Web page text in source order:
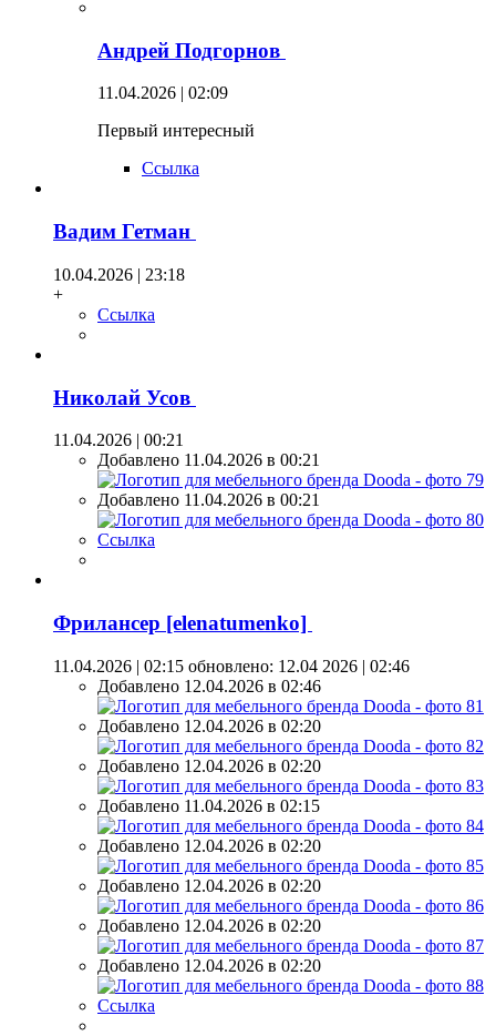
Андрей Подгорнов
11.04.2026 | 02:09
Первый интересный
Ссылка
Вадим Гетман
10.04.2026 | 23:18
+
Ссылка
Николай Усов
11.04.2026 | 00:21
Добавлено 11.04.2026 в 00:21
Добавлено 11.04.2026 в 00:21
Ссылка
Фрилансер [elenatumenko]
11.04.2026 | 02:15 обновлено: 12.04 2026 | 02:46
Добавлено 12.04.2026 в 02:46
Добавлено 12.04.2026 в 02:20
Добавлено 12.04.2026 в 02:20
Добавлено 11.04.2026 в 02:15
Добавлено 12.04.2026 в 02:20
Добавлено 12.04.2026 в 02:20
Добавлено 12.04.2026 в 02:20
Добавлено 12.04.2026 в 02:20
Ссылка